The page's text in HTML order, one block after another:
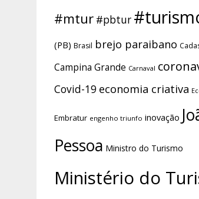
#mtur #pbtur
(PB) Brasil brejo paraibano
Campina Grande Carnaval
Covid-19 economia criativa
Embratur engenho triunfo inovação
Pessoa Ministro do Turismo
Ministério do